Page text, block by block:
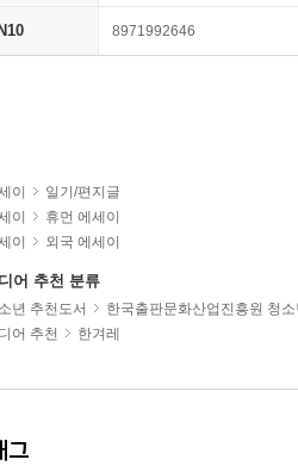
8971992646
이
일기/편지글
이
휴먼 에세이
이 외국 에세이
어 추천 분류
년 추천도서
한국출판문화산업진흥원 청
어 추천 한겨레
그